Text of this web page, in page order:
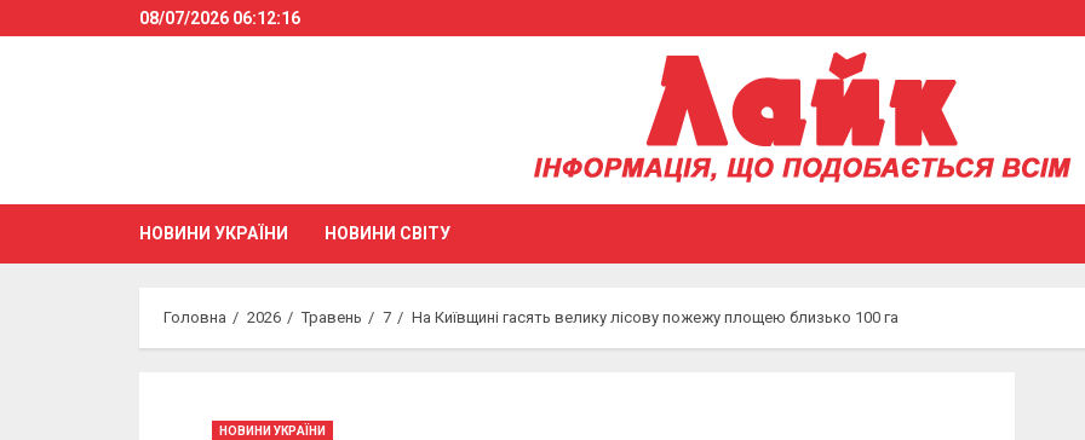
to
08/07/2026 06:12:17
НОВИНИ УКРАЇНИ НОВИНИ СВІТУ
Головна 2026 Травень 7 На Київщині гасять велику лісову пожежу площею близько 100 га
НОВИНИ УКРАЇНИ